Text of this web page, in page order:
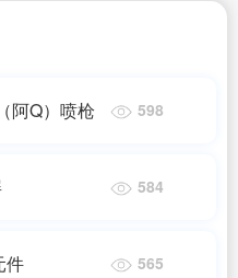
阿Q）喷枪 598
584
件 565